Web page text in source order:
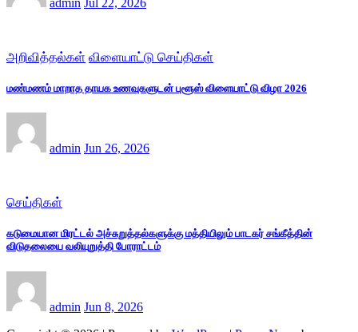
admin Jul 22, 2026
அறிவித்தல்கள் விளையாட்டு செய்திகள்
மண்மணம் மாறாத தாயக உணவுகளுடன் புளூஸ் விளையாட்டு விழா 2026
admin Jun 26, 2026
செய்திகள்
கடுமையான மிரட்டல் அச்சுறுத்தல்களுக்கு மத்தியிலும் பாடகர் சங்கீத்தின்
விடுதலையை வலியுறுத்தி போராட்டம்
admin Jun 8, 2026